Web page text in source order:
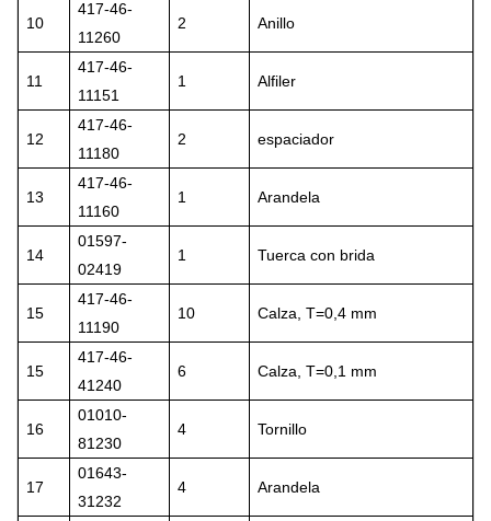
10
417-46-
11260
2 Anillo
11
417-46-
11151
1 Alfiler
12
417-46-
11180
2 espaciador
13
417-46-
11160
1 Arandela
14
01597-
02419
1 Tuerca con brida
15
417-46-
11190
10 Calza, T=0,4 mm
15
417-46-
41240
6 Calza, T=0,1 mm
16
01010-
81230
4 Tornillo
17
01643-
31232
4 Arandela